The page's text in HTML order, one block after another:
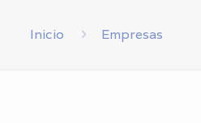
Inicio Empresas